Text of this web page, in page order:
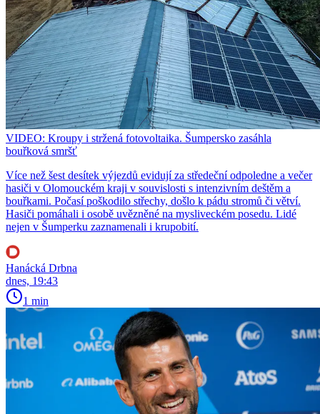
VIDEO: Kroupy i stržená fotovoltaika. Šumpersko zasáhla
bouřková smršť
Více než šest desítek výjezdů evidují za středeční odpoledne a večer
hasiči v Olomouckém kraji v souvislosti s intenzivním deštěm a
bouřkami. Počasí poškodilo střechy, došlo k pádu stromů či větví.
Hasiči pomáhali i osobě uvězněné na mysliveckém posedu. Lidé
nejen v Šumperku zaznamenali i krupobití.
Hanácká Drbna
dnes, 19:43
1 min